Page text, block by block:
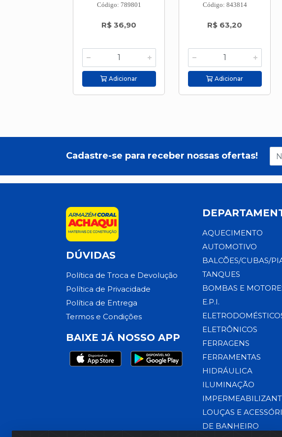
Código: 789801
R$ 36,90
Adicionar
Código: 843814
R$ 63,20
Adicionar
Cadastre-se para receber nossas ofertas!
DÚVIDAS
Política de Troca e Devolução
Política de Privacidade
Política de Entrega
Termos e Condições
BAIXE JÁ NOSSO APP
AQUECIMENTO
AUTOMOTIVO
BALCÕES/CUBAS/
TANQUES
BOMBAS E
E.P.I.
ELETRÔNICOS
FERRAGENS
FERRAMENTAS
HIDRÁULICA
ILUMINAÇÃO
LOUÇAS E
DE BANHEIRO